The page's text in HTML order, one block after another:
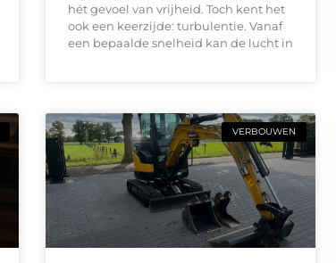
hét gevoel van vrijheid. Toch kent het
ook een keerzijde: turbulentie. Vanaf
een bepaalde snelheid kan de lucht in
VERBOUWEN